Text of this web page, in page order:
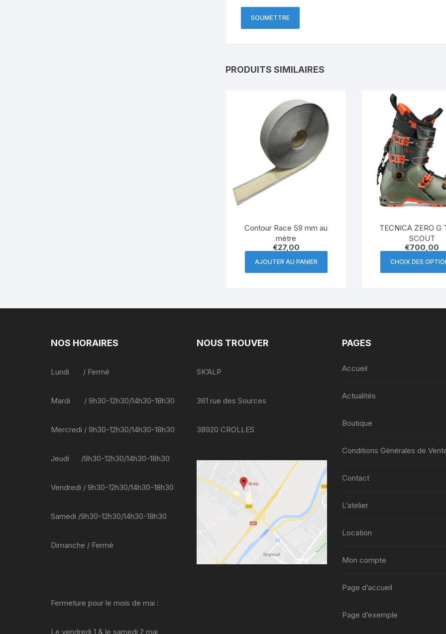
PRODUITS SIMILAIRES
Contour Race 59 mm au
mètre
€27,00
AJOUTER AU PANIER
TECNICA ZERO G
SCOUT
€700,00
CHOIX DES
NOS HORAIRES
Lundi / Fermé
Mardi / 9h30-12h30/14h30-18h30
Mercredi / 9h30-12h30/14h30-18h30
Jeudi /9h30-12h30/14h30-18h30
Vendredi / 9h30-12h30/14h30-18h30
Samedi /9h30-12h30/14h30-18h30
Dimanche / Fermé
Fermeture pour le mois de mai :
Le vendredi 1 & le samedi 2 mai
NOUS TROUVER
SK’ALP
361 rue des Sources
38920 CROLLES
PAGES
Accueil
Actualités
Boutique
Conditions Générales de
Contact
L’atelier
Location
Mon compte
Page d’accueil
Page d’exemple